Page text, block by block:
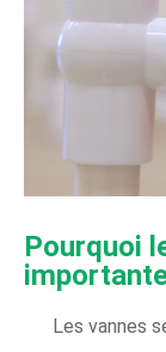
Pourquoi
Les vannes